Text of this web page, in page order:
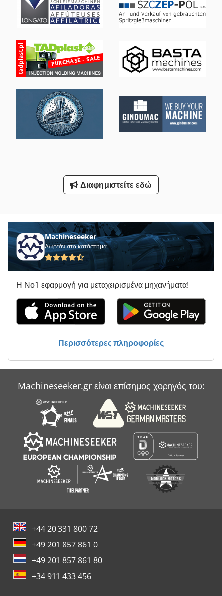
Με Σιλικόνη
Πένσα Με Σκίσιμο Στο Πλάι
Παράθυρο
Περιφράξεων Κατασκευή
Πλαίσιο Κλείδωμα
Πλαίσιο Στοίβας
Τρυπημένα Με Διατρητική Μηχανή Πλήρως Πριτσίνια
Διαφημιστείτε εδώ
Machineseeker
Δωρεάν στο κατάστημα
Η Νο1 εφαρμογή για μεταχειρισμένα μηχανήματα!
Περισσότερες πληροφορίες
Machineseeker.gr είναι επίσημος χορηγός του:
+44 20 331 800 72
+49 201 857 861 0
+49 201 857 861 80
+34 911 433 456